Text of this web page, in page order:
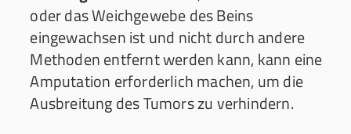
oder das Weichgewebe des Beins
eingewachsen ist und nicht durch andere
Methoden entfernt werden kann, kann eine
Amputation erforderlich machen, um die
Ausbreitung des Tumors zu verhindern.